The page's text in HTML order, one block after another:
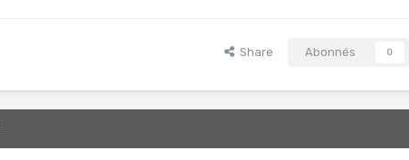
Share Abonnés 0